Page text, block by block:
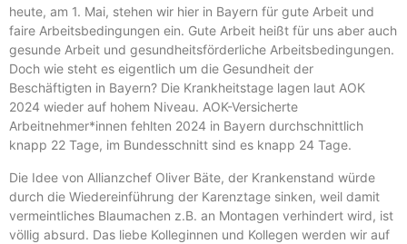
heute, am 1. Mai, stehen wir hier in Bayern für gute Arbeit und
faire Arbeitsbedingungen ein. Gute Arbeit heißt für uns aber auch
gesunde Arbeit und gesundheitsförderliche Arbeitsbedingungen.
Doch wie steht es eigentlich um die Gesundheit der
Beschäftigten in Bayern? Die Krankheitstage lagen laut AOK
2024 wieder auf hohem Niveau. AOK-Versicherte
Arbeitnehmer*innen fehlten 2024 in Bayern durchschnittlich
knapp 22 Tage, im Bundesschnitt sind es knapp 24 Tage.
Die Idee von Allianzchef Oliver Bäte, der Krankenstand würde
durch die Wiedereinführung der Karenztage sinken, weil damit
vermeintliches Blaumachen z.B. an Montagen verhindert wird, ist
völlig absurd. Das liebe Kolleginnen und Kollegen werden wir auf